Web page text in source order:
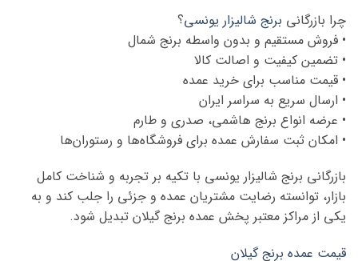
چرا بازرگانی برنج شالیزار یونسی؟
• فروش مستقیم و بدون واسطه برنج شمال
• تضمین کیفیت و اصالت کالا
• قیمت مناسب برای خرید عمده
• ارسال سریع به سراسر ایران
• عرضه انواع برنج هاشمی، صدری و طارم
• امکان ثبت سفارش عمده برای فروشگاه‌ها و رستوران‌ها
بازرگانی برنج شالیزار یونسی با تکیه بر تجربه و شناخت کامل
بازار، توانسته رضایت مشتریان عمده و جزئی را جلب کند و به
یکی از مراکز معتبر پخش عمده برنج گیلان تبدیل شود.
قیمت عمده برنج گیلان